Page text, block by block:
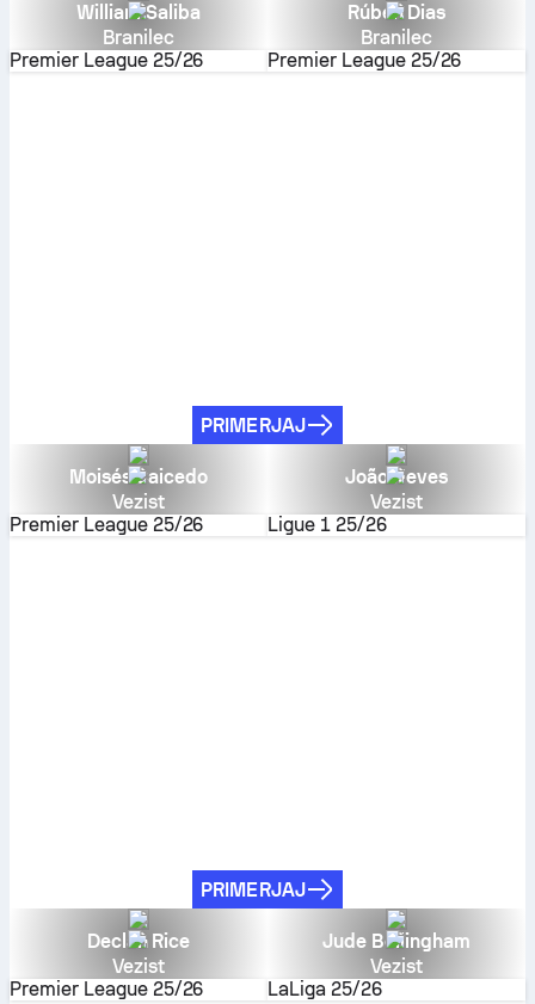
William Saliba
Branilec
Premier League 25/26
Rúben Dias
Branilec
Premier League 25/26
PRIMERJAJ
Moisés Caicedo
Vezist
Premier League 25/26
João Neves
Vezist
Ligue 1 25/26
PRIMERJAJ
Declan Rice
Vezist
Premier League 25/26
Jude Bellingham
Vezist
LaLiga 25/26